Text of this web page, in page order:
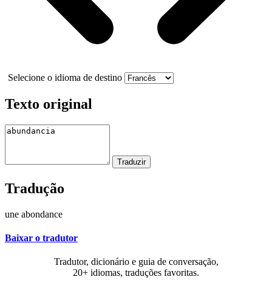
Selecione o idioma de destino
Texto original
Tradução
une abondance
Baixar o tradutor
Tradutor, dicionário e guia de conversação,
20+ idiomas, traduções favoritas.